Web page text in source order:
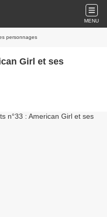
MENU
personnages
Girl et ses